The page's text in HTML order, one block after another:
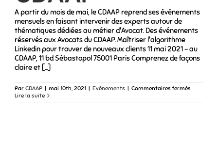
A partir du mois de mai, le CDAAP reprend ses événements
mensuels en faisant intervenir des experts autour de
thématiques dédiées au métier d'Avocat. Des événements
réservés aux Avocats du CDAAP. Maîtriser l'algorithme
Linkedin pour trouver de nouveaux clients 11 mai 2021 - au
CDAAP, 11 bd Sébastopol 75001 Paris Comprenez de façons
claire et [...]
Par CDAAP | mai 10th, 2021 | Evènements | Commentaires fermés
d’experts
Lire la suite